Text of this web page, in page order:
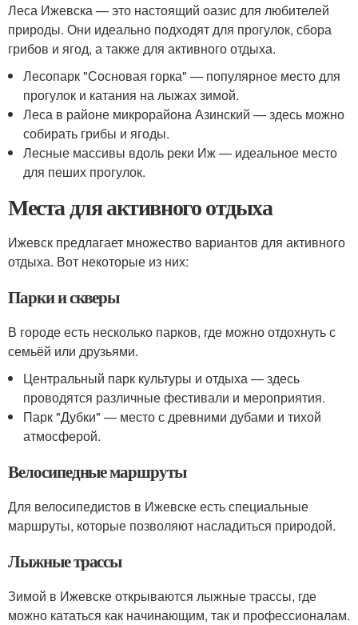
Леса Ижевска — это настоящий оазис для любителей
природы. Они идеально подходят для прогулок, сбора
грибов и ягод, а также для активного отдыха.
Лесопарк "Сосновая горка" — популярное место для
прогулок и катания на лыжах зимой.
Леса в районе микрорайона Азинский — здесь можно
собирать грибы и ягоды.
Лесные массивы вдоль реки Иж — идеальное место
для пеших прогулок.
Места для активного отдыха
Ижевск предлагает множество вариантов для активного
отдыха. Вот некоторые из них:
Парки и скверы
В городе есть несколько парков, где можно отдохнуть с
семьёй или друзьями.
Центральный парк культуры и отдыха — здесь
проводятся различные фестивали и мероприятия.
Парк "Дубки" — место с древними дубами и тихой
атмосферой.
Велосипедные маршруты
Для велосипедистов в Ижевске есть специальные
маршруты, которые позволяют насладиться природой.
Лыжные трассы
Зимой в Ижевске открываются лыжные трассы, где
можно кататься как начинающим, так и профессионалам.